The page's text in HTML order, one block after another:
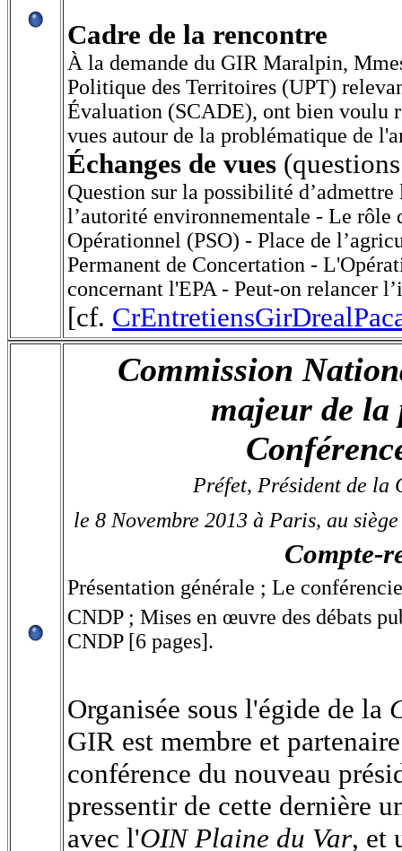
Cadre de la rencontre
À la demande du GIR Maralpin,
Politique des Territoires (UPT)
Évaluation (SCADE), ont bien voulu
vues autour de la problématique de
Échanges de vues
Question sur la possibilité
l’autorité environnementale - Le rôle
Opérationnel (PSO) - Place de
Permanent de Concertation -
concernant l'EPA - Peut-on relancer
[cf.
Commission
majeur de
Préfet, Président de la
le 8 Novembre 2013 à Paris, au
Compte-
Présentation générale ; Le
CNDP ; Mises en œuvre des débats
CNDP [6 pages].
Organisée sous l'égide de la
GIR est membre et
conférence du nouveau
pressentir de cette dernière
avec l'OIN Plaine du Var, et